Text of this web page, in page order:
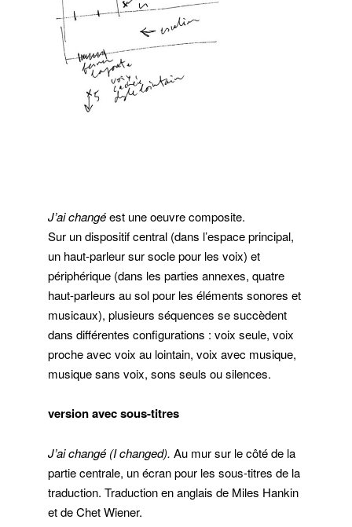
J’ai changéest une oeuvre composite.
Sur un dispositif central (dans l’espace principal,
un haut-parleur sur socle pour les voix) et
périphérique (dans les parties annexes, quatre
haut-parleurs au sol pour les éléments sonores et
musicaux), plusieurs séquences se succèdent
dans différentes configurations : voix seule, voix
proche avec voix au lointain, voix avec musique,
musique sans voix, sons seuls ou silences.
version avec sous-titres
J’ai changé (I changed). Au mur sur le côté de la
partie centrale, un écran pour les sous-titres de la
traduction. Traduction en anglais de Miles Hankin
et de Chet Wiener.